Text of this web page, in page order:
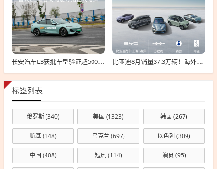
长安汽车L3获批车型验证超500万公里：无任何违规！ 比亚迪8月销量37.3万辆！海外卖疯了 暴增146%
标签列表
俄罗斯(340) 美国 (1323) 韩国 (267)
斯基(148) 乌克兰(697) 以色列 (309)
中国 (408) 短剧 (114) 演员 (95)